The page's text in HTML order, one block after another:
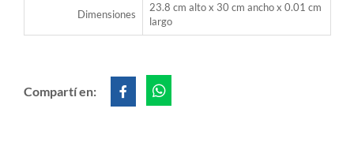
Dimensiones
23.8 cm alto x 30 cm ancho x 0.01 cm
largo
Compartí en: